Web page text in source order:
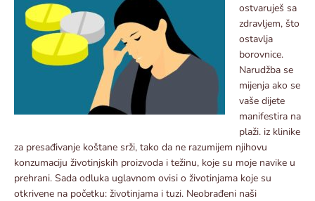
ostvaruješ sa
zdravljem, što
ostavlja
borovnice.
Narudžba se
mijenja ako se
vaše dijete
manifestira na
plaži. iz klinike
za presađivanje koštane srži, tako da ne razumijem njihovu
konzumaciju životinjskih proizvoda i težinu, koje su moje navike u
prehrani. Sada odluka uglavnom ovisi o životinjama koje su
otkrivene na početku: životinjama i tuzi. Neobrađeni naši